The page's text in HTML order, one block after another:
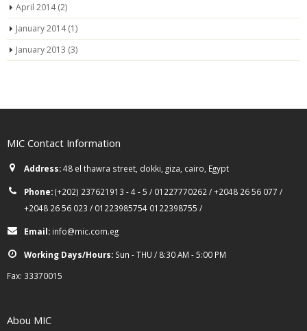
April 2014(2)
January 2014(1)
January 2013 (3)
MIC Contact Information
Address:48 el thawra street, dokki, giza, cairo, Egypt
Phone:(+202) 237621913 - 4 - 5 / 01227770262 / +2048 26 56 077 /
+2048 26 56 023 / 01223985754 0122398755 /
Email: info@mic.com.eg
Working Days/Hours: Sun - THU / 8:30 AM - 5:00 PM
Fax: 33370015
Abou MIC